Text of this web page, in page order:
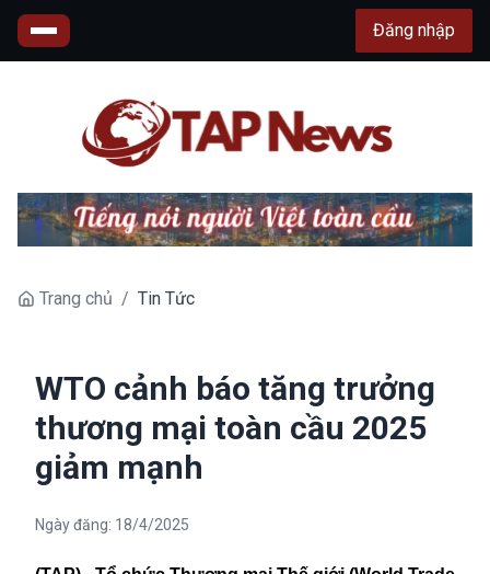
Đăng nhập
Trang chủ / Tin Tức
WTO cảnh báo tăng trưởng
thương mại toàn cầu 2025
giảm mạnh
Ngày đăng: 18/4/2025